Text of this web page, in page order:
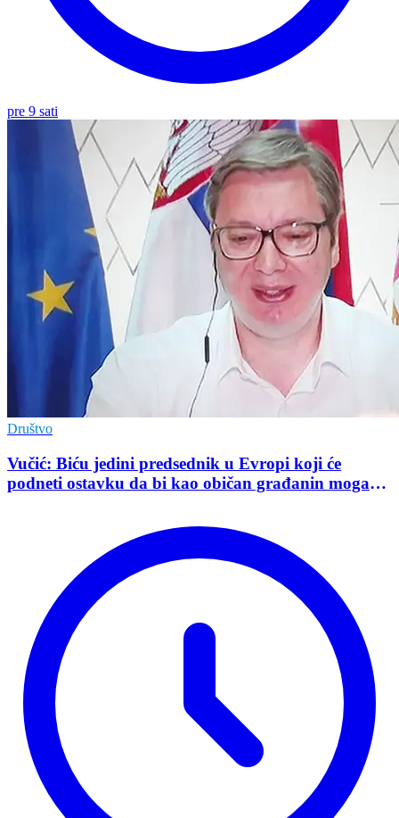
pre 9 sati
Društvo
Vučić: Biću jedini predsednik u Evropi koji će
podneti ostavku da bi kao običan građanin mogao